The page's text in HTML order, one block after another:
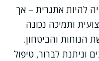
להיות אתגרית – אך
ותמיכה נכונה
הנוחות והביטחון.
וניתנת לברור, טיפול